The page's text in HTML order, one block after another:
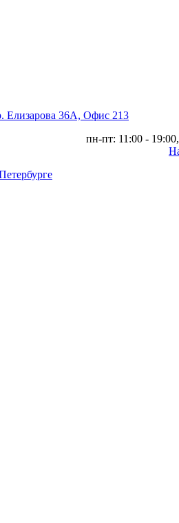
Елизарова 36А, Офис 213
пн-пт: 11:00 -